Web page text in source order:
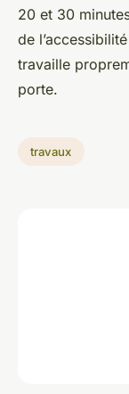
20 et 30
de
travaille
porte.
travaux